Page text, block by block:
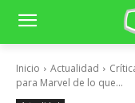
Inicio Actualidad
para Marvel de lo que...